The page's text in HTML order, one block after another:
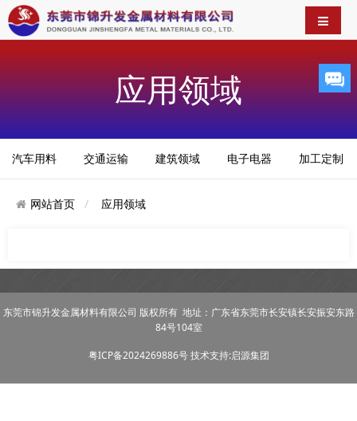
应用领域
汽车用料 交通运输 建筑领域 电子电器 加工定制
网站首页 应用领域
东莞市锦升发金属材料有限公司 版权所有 地址：广东省东莞市长安镇长安振安东路
84号104室
粤ICP备2024269886号技术支持:启源集团